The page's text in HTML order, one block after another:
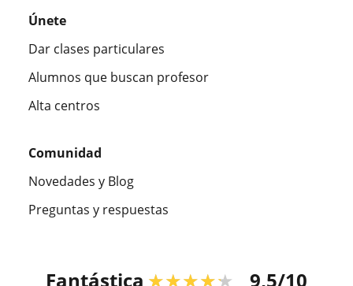
Únete
Dar clases particulares
Alumnos que buscan profesor
Alta centros
Comunidad
Novedades y Blog
Preguntas y respuestas
Fantástica ★★★★★ 9,5/10